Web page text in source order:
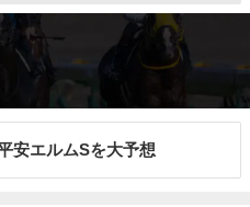
安エルムSを大予想